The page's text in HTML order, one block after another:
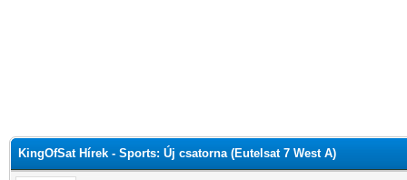
KingOfSat Hírek - Sports: Új csatorna (Eutelsat 7 West A)